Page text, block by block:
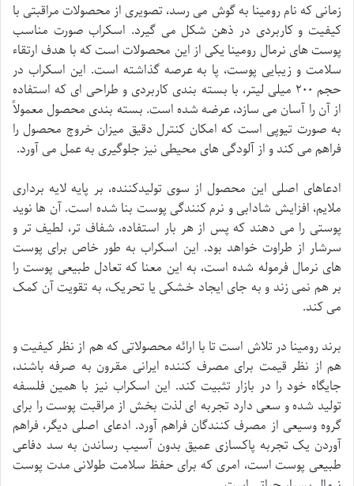
زمانی که نام رومینا به گوش می رسد، تصویری از محصولات مراقبتی با
کیفیت و کاربردی در ذهن شکل می گیرد. اسکراب صورت مناسب
پوست های نرمال رومینا یکی از این محصولات است که با هدف ارتقاء
سلامت و زیبایی پوست، پا به عرصه گذاشته است. این اسکراب در
حجم ۲۰۰ میلی لیتر، با بسته بندی کاربردی و طراحی ای که استفاده
از آن را آسان می سازد، عرضه شده است. بسته بندی محصول معمولاً
به صورت تیوپی است که امکان کنترل دقیق میزان خروج محصول را
فراهم می کند و از آلودگی های محیطی نیز جلوگیری به عمل می آورد.
ادعاهای اصلی این محصول از سوی تولیدکننده، بر پایه لایه برداری
ملایم، افزایش شادابی و نرم کنندگی پوست بنا شده است. آن ها نوید
پوستی را می دهند که پس از هر بار استفاده، شفاف تر، لطیف تر و
سرشار از طراوت خواهد بود. این اسکراب به طور خاص برای پوست
های نرمال فرموله شده است، به این معنا که تعادل طبیعی پوست را
بر هم نمی زند و به جای ایجاد خشکی یا تحریک، به تقویت آن کمک
می کند.
برند رومینا در تلاش است تا با ارائه محصولاتی که هم از نظر کیفیت و
هم از نظر قیمت برای مصرف کننده ایرانی مقرون به صرفه باشند،
جایگاه خود را در بازار تثبیت کند. این اسکراب نیز با همین فلسفه
تولید شده و سعی دارد تجربه ای لذت بخش از مراقبت پوست را برای
گروه وسیعی از مصرف کنندگان فراهم آورد. ادعای اصلی دیگر، فراهم
آوردن یک تجربه پاکسازی عمیق بدون آسیب رساندن به سد دفاعی
طبیعی پوست است، امری که برای حفظ سلامت طولانی مدت پوست